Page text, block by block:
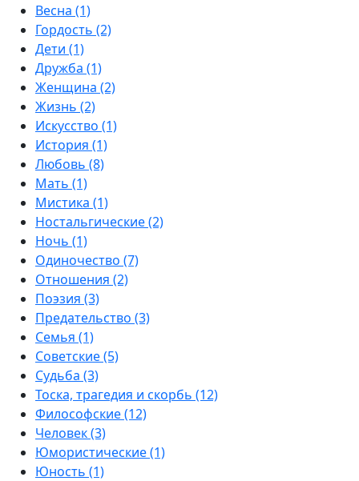
Весна (1)
Гордость (2)
Дети (1)
Дружба (1)
Женщина (2)
Жизнь (2)
Искусство (1)
История (1)
Любовь (8)
Мать (1)
Мистика (1)
Ностальгические (2)
Ночь (1)
Одиночество (7)
Отношения (2)
Поэзия (3)
Предательство (3)
Семья (1)
Советские (5)
Судьба (3)
Тоска, трагедия и скорбь (12)
Философские (12)
Человек (3)
Юмористические (1)
Юность (1)